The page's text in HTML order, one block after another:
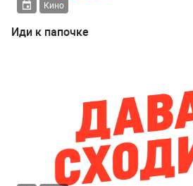
Кино
Иди к папочке